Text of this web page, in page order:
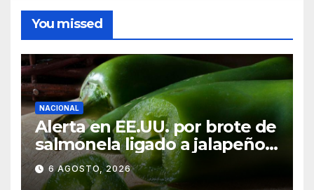
You missed
NACIONAL
Alerta en EE.UU. por brote de
salmonela ligado a jalapeños
mexicanos; reportan 345
casos
6 AGOSTO, 2026